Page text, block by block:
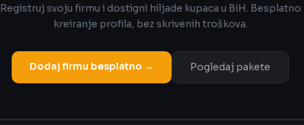
Registruj svoju firmu i dostigni hiljade kupaca u BiH. Besplatno
kreiranje profila, bez skrivenih troškova.
Dodaj firmu besplatno → Pogledaj pakete